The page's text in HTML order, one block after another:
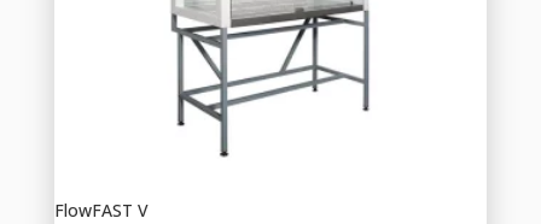
FlowFAST V